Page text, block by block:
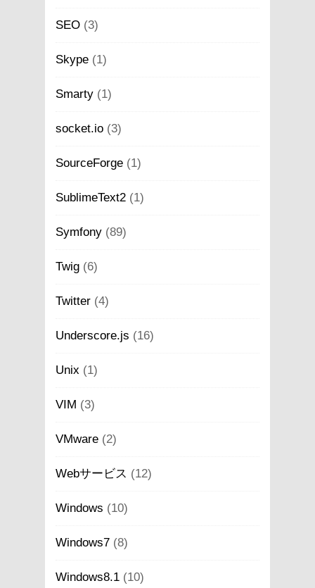
SEO (3)
Skype (1)
Smarty (1)
socket.io (3)
SourceForge (1)
SublimeText2 (1)
Symfony (89)
Twig (6)
Twitter (4)
Underscore.js (16)
Unix (1)
VIM (3)
VMware (2)
Webサービス (12)
Windows (10)
Windows7 (8)
Windows8.1 (10)